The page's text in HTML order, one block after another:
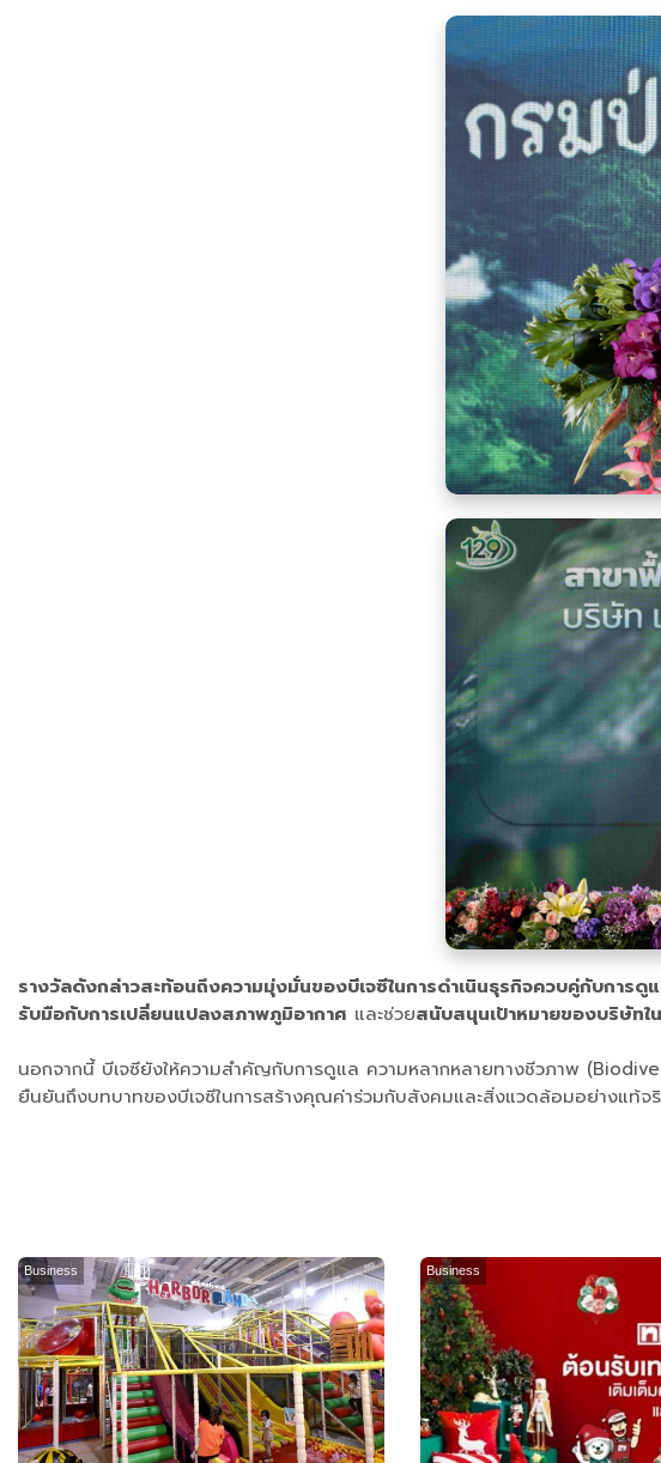
รางวัลดังกล่าวสะท้อนถึงความมุ่งมั่นของบีเจซีในการดำเนินธุรกิจควบคู่กับการ
รับมือกับการเปลี่ยนแปลงสภาพภูมิอากาศ และช่วยสนับสนุนเป้าหมายของบริษัท
นอกจากนี้ บีเจซียังให้ความสำคัญกับการดูแล ความหลากหลายทางชีวภาพ
ยืนยันถึงบทบาทของบีเจซีในการสร้างคุณค่าร่วมกับสังคมและสิ่งแวดล้อมอย่างแท้จ
Business Business